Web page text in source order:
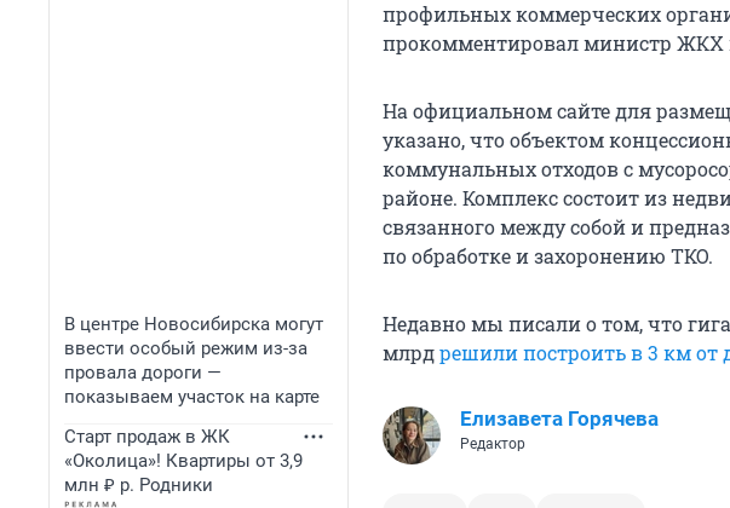
В центре Новосибирска могут
ввести особый режим из-за
провала дороги —
показываем участок на карте
Старт продаж в ЖК
«Околица»! Квартиры от 3,9
млн ₽ р. Родники
профильных коммерческих
прокомментировал министр ЖКХ
На официальном сайте для
указано, что объектом
коммунальных отходов с
районе. Комплекс состоит из
связанного между собой и
по обработке и захоронению ТКО.
Недавно мы писали о том, что
млрдрешили построить в 3 км от
Елизавета Горячева
Редактор